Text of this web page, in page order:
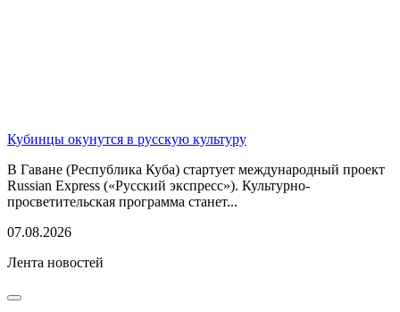
Кубинцы окунутся в русскую культуру
В Гаване (Республика Куба) стартует международный проект
Russian Express («Русский экспресс»). Культурно-
просветительская программа станет...
07.08.2026
Лента новостей